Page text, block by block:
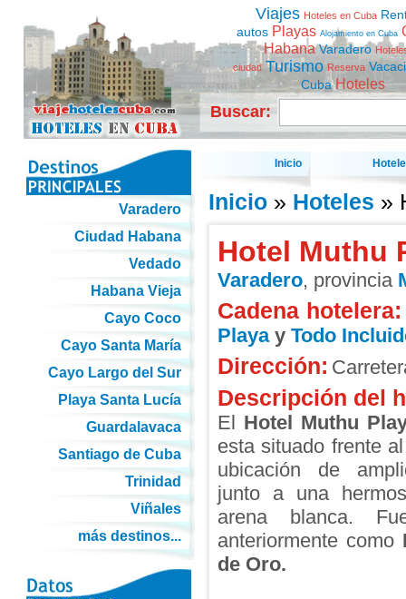
Viajes Hoteles en Cuba
autos Playas Alojamiento en Cuba
Habana Varadero
ciudad Turismo Reserva
Cuba Hoteles
Buscar:
Inicio
Inicio» Hoteles »
Hotel Muthu
Varadero, provincia
Cadena hotelera:
Playay Todo
Dirección:
Descripción del
El Hotel Muthu
esta situado frente
ubicación de
junto a una
arena blanca.
anteriormente como
de Oro.
Varadero
Ciudad Habana
Vedado
Habana Vieja
Cayo Coco
Cayo Santa María
Cayo Largo del Sur
Playa Santa Lucía
Guardalavaca
Santiago de Cuba
Trinidad
Viñales
más destinos...